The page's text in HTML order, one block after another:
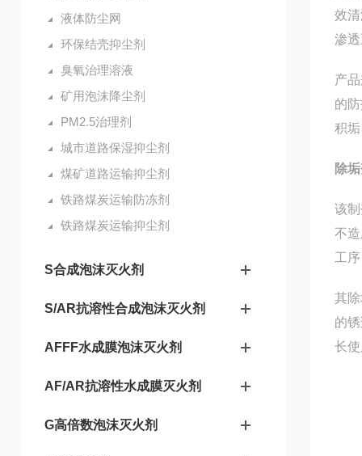
液体防尘网
环保结壳抑尘剂
臭氧治理溶液
矿用泡沫降尘剂
PM2.5治理剂
城市道路保湿抑尘剂
煤矿道路运输抑尘剂
铁路煤炭运输防冻剂
铁路煤炭运输抑尘剂
S合成泡沫灭火剂
S/AR抗溶性合成泡沫灭火剂
AFFF水成膜泡沫灭火剂
AF/AR抗溶性水成膜灭火剂
G高倍数泡沫灭火剂
效
渗
产
的
积
除
该
不
工
其
的
长